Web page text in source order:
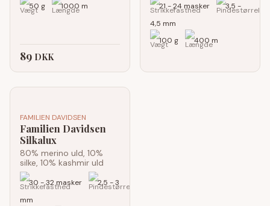
50 g 1000 m
89 DKK
21 - 24 masker
3,5 -
4,5 mm
100 g
400 m
FAMILIEN DAVIDSEN
Familien Davidsen
Silkalux
80% merino uld, 10%
silke, 10% kashmir uld
30 - 32 masker
2,5 - 3
mm